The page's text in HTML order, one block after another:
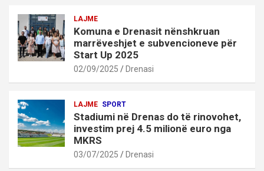
LAJME
Komuna e Drenasit nënshkruan
marrëveshjet e subvencioneve për
Start Up 2025
02/09/2025 Drenasi
LAJME SPORT
Stadiumi në Drenas do të rinovohet,
investim prej 4.5 milionë euro nga
MKRS
03/07/2025 Drenasi